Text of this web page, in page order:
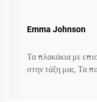
Emma Johnson
Τα πλακάκια με
στην τάξη μας. Τα